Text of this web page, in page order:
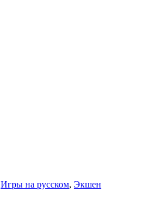
Игры на русском, Экшен